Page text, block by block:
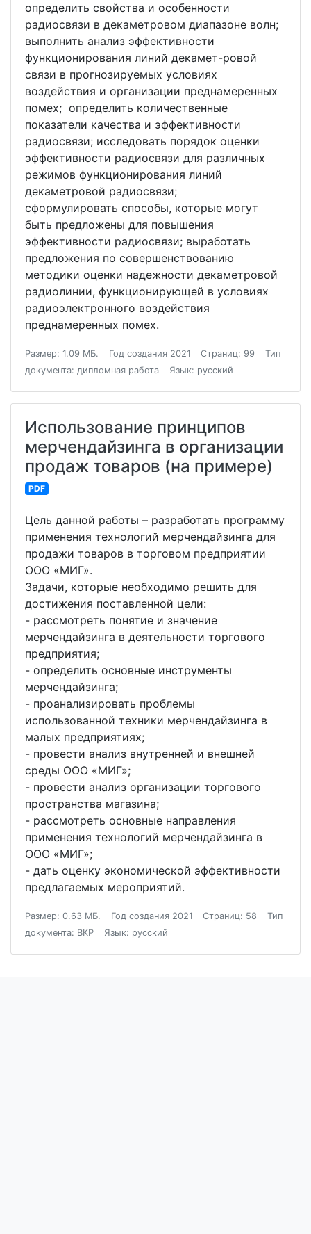
определить свойства и особенности
радиосвязи в декаметровом диапазоне волн;
выполнить анализ эффективности
функционирования линий декамет-ровой
связи в прогнозируемых условиях
воздействия и организации преднамеренных
помех; определить количественные
показатели качества и эффективности
радиосвязи; исследовать порядок оценки
эффективности радиосвязи для различных
режимов функционирования линий
декаметровой радиосвязи;
сформулировать способы, которые могут
быть предложены для повышения
эффективности радиосвязи; выработать
предложения по совершенствованию
методики оценки надежности декаметровой
радиолинии, функционирующей в условиях
радиоэлектронного воздействия
преднамеренных помех.
Размер: 1.09 МБ. Год создания 2021 Страниц: 99
Тип
документа: дипломная работа
Язык: русский
Использование принципов
мерчендайзинга в организации
продаж товаров (на примере)
PDF
Цель данной работы – разработать программу
применения технологий мерчендайзинга для
продажи товаров в торговом предприятии
ООО «МИГ».
Задачи, которые необходимо решить для
достижения поставленной цели:
- рассмотреть понятие и значение
мерчендайзинга в деятельности торгового
предприятия;
- определить основные инструменты
мерчендайзинга;
- проанализировать проблемы
использованной техники мерчендайзинга в
малых предприятиях;
- провести анализ внутренней и внешней
среды ООО «МИГ»;
- провести анализ организации торгового
пространства магазина;
- рассмотреть основные направления
применения технологий мерчендайзинга в
ООО «МИГ»;
- дать оценку экономической эффективности
предлагаемых мероприятий.
Размер: 0.63 МБ. Год создания 2021 Страниц: 58
Тип
документа: ВКР
Язык: русский